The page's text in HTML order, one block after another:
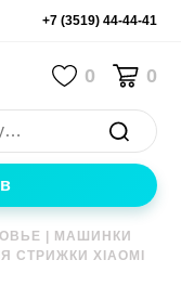
+7 (3519) 44-44-41
0 0
МАШИНКИ
СТРИЖКИ XIAOMI